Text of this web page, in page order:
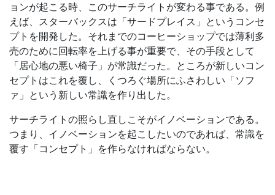
ョンが起こる時、このサーチライトが変わる事である。例
えば、スターバックスは「サードプレイス」というコンセ
プトを開発した。それまでのコーヒーショップでは薄利多
売のために回転率を上げる事が重要で、その手段として
「居心地の悪い椅子」が常識だった。ところが新しいコン
セプトはこれを覆し、くつろぐ場所にふさわしい「ソフ
ァ」という新しい常識を作り出した。
サーチライトの照らし直しこそがイノベーションである。
つまり、イノベーションを起こしたいのであれば、常識を
覆す「コンセプト」を作らなければならない。